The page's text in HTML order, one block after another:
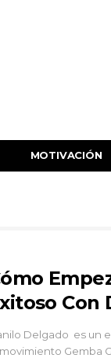
MOTIVACIÓN
Con
Delgado es un
Gemba